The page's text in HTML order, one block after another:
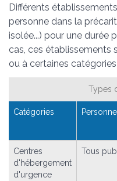
Différents
personne dans la
isolée...) pour une durée
cas, ces établissements
ou à certaines
Types
Catégories
Centres
d'hébergement
d'urgence
Tous